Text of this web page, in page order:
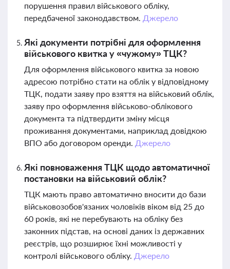
порушення правил військового обліку,
передбаченої законодавством. Джерело
Які документи потрібні для оформлення
військового квитка у «чужому» ТЦК?
Для оформлення військового квитка за новою
адресою потрібно стати на облік у відповідному
ТЦК, подати заяву про взяття на військовий облік,
заяву про оформлення військово-облікового
документа та підтвердити зміну місця
проживання документами, наприклад довідкою
ВПО або договором оренди. Джерело
Які повноваження ТЦК щодо автоматичної
постановки на військовий облік?
ТЦК мають право автоматично вносити до бази
військовозобов'язаних чоловіків віком від 25 до
60 років, які не перебувають на обліку без
законних підстав, на основі даних із державних
реєстрів, що розширює їхні можливості у
контролі військового обліку. Джерело